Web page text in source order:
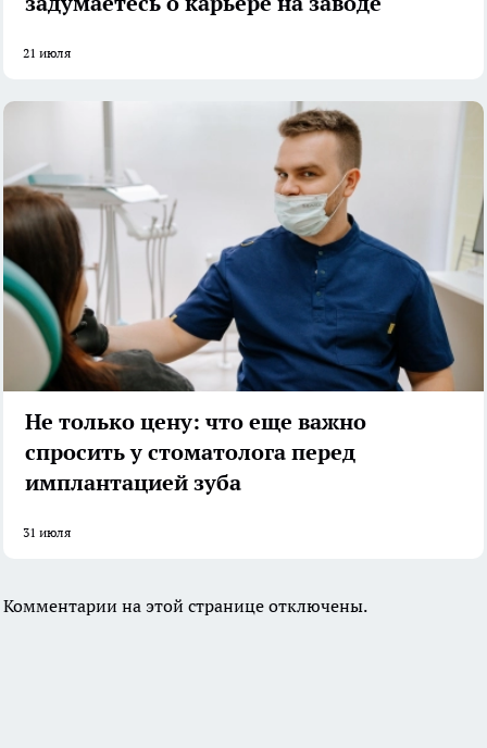
21 июля
Не только цену: что еще важно
спросить у стоматолога перед
имплантацией зуба
31 июля
Комментарии на этой странице отключены.